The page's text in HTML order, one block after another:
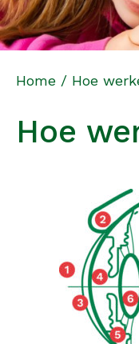
Home / Hoe
Hoe